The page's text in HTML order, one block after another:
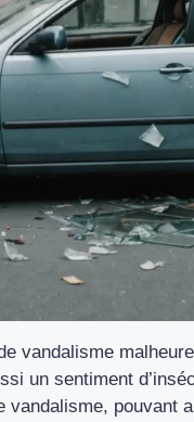
vandalisme
un sentiment
pouvant